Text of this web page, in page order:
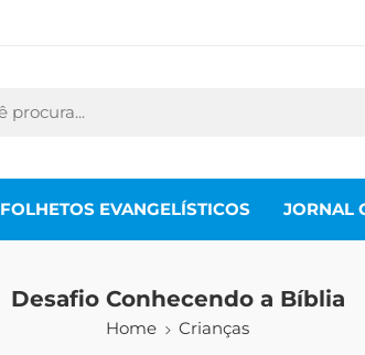
FOLHETOS EVANGELÍSTICOS JORNAL
Desafio Conhecendo a Bíblia
Home Crianças